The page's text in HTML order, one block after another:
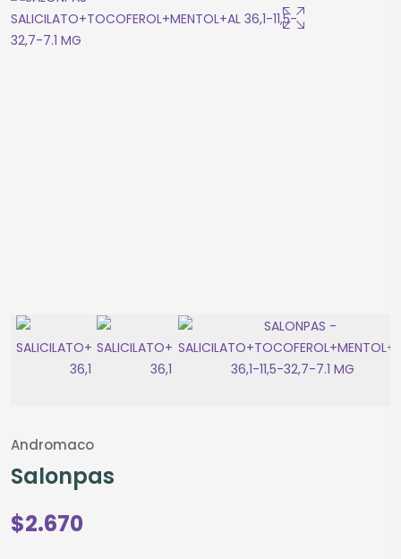
Andromaco
Salonpas
$2.670